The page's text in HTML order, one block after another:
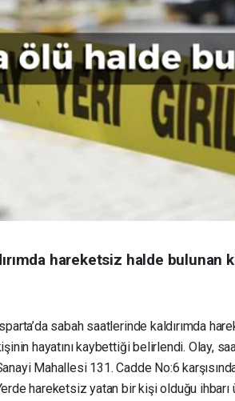
hareketsiz halde bulunan
sabah saatlerinde kaldırımda
hayatını kaybettiği belirlendi. Olay,
Mahallesi 131. Cadde No:6
hareketsiz yatan bir kişi olduğu